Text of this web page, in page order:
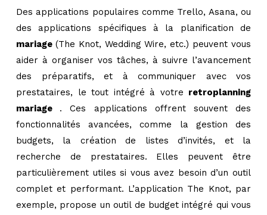
Des applications populaires comme Trello, Asana, ou
des applications spécifiques à la planification de
mariage (The Knot, Wedding Wire, etc.) peuvent vous
aider à organiser vos tâches, à suivre l’avancement
des préparatifs, et à communiquer avec vos
prestataires, le tout intégré à votre retroplanning
mariage . Ces applications offrent souvent des
fonctionnalités avancées, comme la gestion des
budgets, la création de listes d’invités, et la
recherche de prestataires. Elles peuvent être
particulièrement utiles si vous avez besoin d’un outil
complet et performant. L’application The Knot, par
exemple, propose un outil de budget intégré qui vous